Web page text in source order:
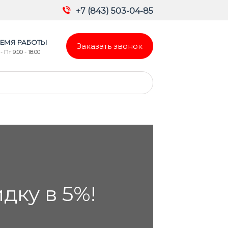
+7 (843) 503-04-85
РАБОТЫ
Пт 9:00 - 18:00
Заказать звонок
в 5%!